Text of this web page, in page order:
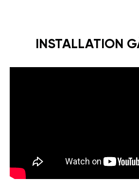
INSTALLATION